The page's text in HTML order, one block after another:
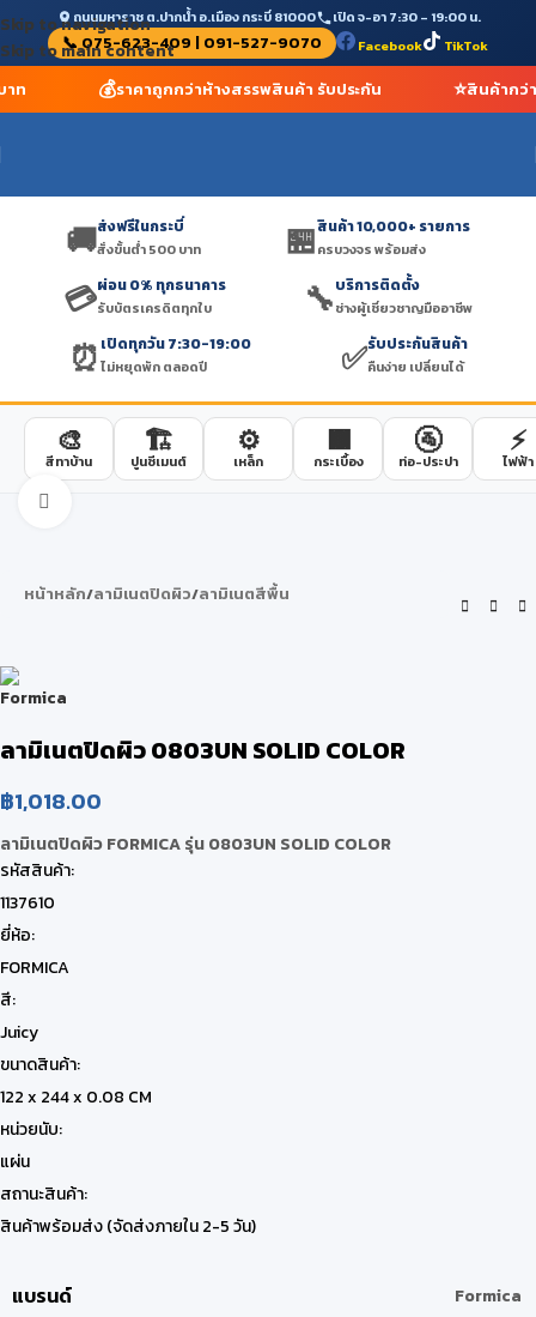
Skip to navigation
Skip to main content
ถนนมหาราช ต.ปากน้ำ อ.เมือง กระบี่ 81000 เปิด จ-อา 7:30 – 19:00 น.
📞 075-623-409 | 091-527-9070 Facebook TikTok
ท 💰ราคาถูกกว่าห้างสรรพสินค้า รับประกัน ⭐สินค้ากว่
🚚ส่งฟรีในกระบี่
สั่งขั้นต่ำ 500 บาท 🏪สินค้า 10,000+ รายการ
ครบวงจร พร้อมส่ง
💳ผ่อน 0% ทุกธนาคาร
รับบัตรเครดิตทุกใบ 🔧บริการติดตั้ง
ช่างผู้เชี่ยวชาญมืออาชีพ
⏰ เปิดทุกวัน 7:30-19:00
ไม่หยุดพัก ตลอดปี ✅รับประกันสินค้า
คืนง่าย เปลี่ยนได้
🎨
สีทาบ้าน
🏗️
ปูนซีเมนต์
⚙️
เหล็ก
🟫
กระเบื้อง
🚰
ท่อ-ประปา
⚡
ไฟฟ้า
Click to enlarge
หน้าหลัก/ลามิเนตปิดผิว/ลามิเนตสีพื้น
ลามิเนตปิดผิว 0803UN SOLID COLOR
฿1,018.00
ลามิเนตปิดผิว FORMICA รุ่น 0803UN SOLID COLOR
รหัสสินค้า:
1137610
ยี่ห้อ:
FORMICA
สี:
Juicy
ขนาดสินค้า:
122 x 244 x 0.08 CM
หน่วยนับ:
แผ่น
สถานะสินค้า:
สินค้าพร้อมส่ง (จัดส่งภายใน 2-5 วัน)
แบรนด์ Formica